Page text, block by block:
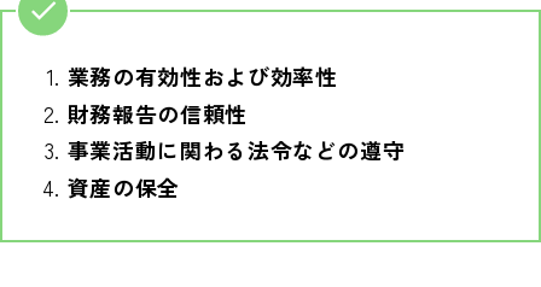
業務の有効性および効率性
財務報告の信頼性
事業活動に関わる法令などの遵守
資産の保全